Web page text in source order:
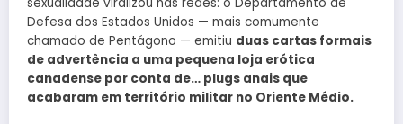
Defesa dos Estados Unidos — mais comumente
chamado de Pentágono — emitiu duas cartas formais
de advertência a uma pequena loja erótica
canadense por conta de… plugs anais que
acabaram em território militar no Oriente Médio.